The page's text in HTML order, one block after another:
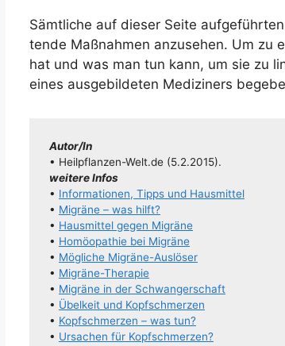
Sämt­li­che auf die­ser Sei­te
ten­de Maß­nah­men anzu­se­hen. Um zu
hat und was man tun kann, um sie zu
eines aus­ge­bil­de­ten Medi­zi­ners
Autor/​​In
• Heilpflanzen-Welt.de (5.2.2015).
wei­te­re Infos
• Infor­ma­tio­nen, Tipps und Hausmittel
• Migrä­ne – was hilft?
• Haus­mit­tel gegen Migräne
• Homöo­pa­thie bei Migräne
• Mög­li­che Migräne-Auslöser
• Migrä­­ne-The­ra­pie
• Migrä­ne in der Schwangerschaft
• Übel­keit und Kopfschmerzen
• Kopf­schmer­zen – was tun?
• Ursa­chen für Kopfschmerzen?